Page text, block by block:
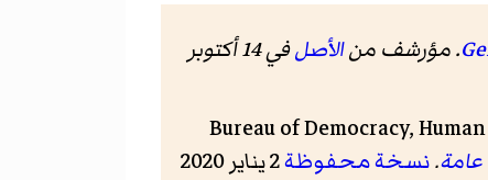
الأصل
في 14 أكتوبر
Bureau of Democracy,
عامة.نسخة محفوظة
2 يناير 2020